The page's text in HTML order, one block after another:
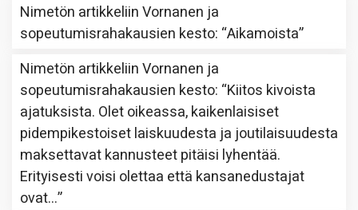
Nimetön artikkeliinVornanen ja
sopeutumisrahakausien kesto: “Aikamoista”
Nimetön artikkeliinVornanen ja
sopeutumisrahakausien kesto: “Kiitos kivoista
ajatuksista. Olet oikeassa, kaikenlaisiset
pidempikestoiset laiskuudesta ja joutilaisuudesta
maksettavat kannusteet pitäisi lyhentää.
Erityisesti voisi olettaa että kansanedustajat
ovat…”